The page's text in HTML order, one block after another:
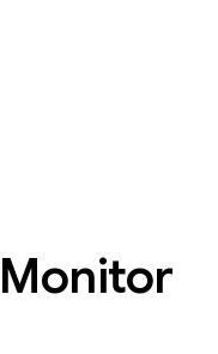
Monitor